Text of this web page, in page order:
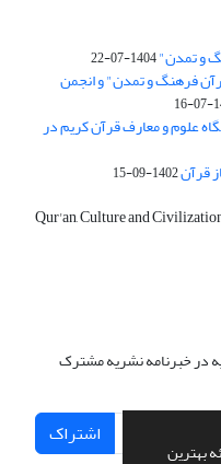
بهترین
و تمدن"1404-07-22
فرهنگ و تمدن" و انجمن
علوم و معارف قرآن کریم در
قرآن1402-09-15
Qur'an, Culture and
در خبرنامه نشریه مشترک
اشتراک